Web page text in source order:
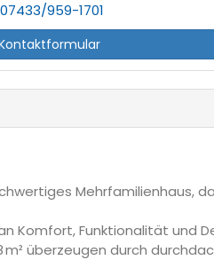
07433/959-1701
Mehrfamilienhaus,
Komfort, Funktionalität und
überzeugen durch